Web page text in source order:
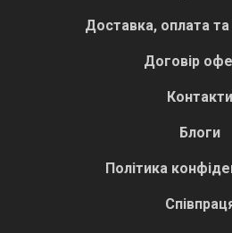
Доставка, оплата
Договір
Контакти
Блоги
Політика